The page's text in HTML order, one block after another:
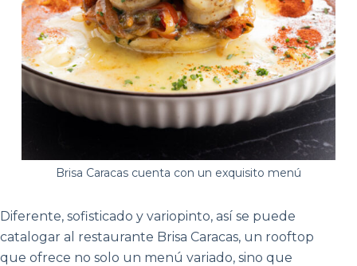
Brisa Caracas cuenta con un exquisito menú
Diferente, sofisticado y variopinto, así se puede
catalogar al restaurante Brisa Caracas, un rooftop
que ofrece no solo un menú variado, sino que